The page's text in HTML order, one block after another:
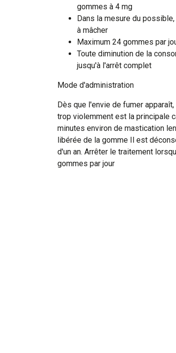
gommes à 4 mg
Dans la mesure du
à mâcher
Maximum 24 gommes par
Toute diminution de la
jusqu'à l'arrêt complet
Mode d'administration
Dès que l'envie de fumer
trop violemment est la principale
minutes environ de mastication
libérée de la gomme Il est
d'un an. Arrêter le traitement
gommes par jour